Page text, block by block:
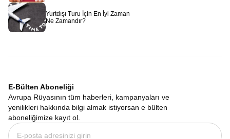
Yurtdışı Turu İçin En İyi Zaman
Ne Zamandır?
E-Bülten Aboneliği
Avrupa Rüyasının tüm haberleri, kampanyaları ve
yenilikleri hakkında bilgi almak istiyorsan e bülten
aboneliğimize kayıt ol.